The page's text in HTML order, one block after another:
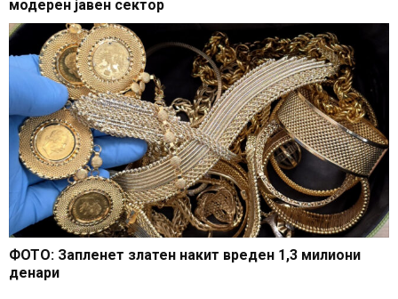
модерен јавен сектор
ФОТО: Запленет златен накит вреден 1,3 милиони
денари